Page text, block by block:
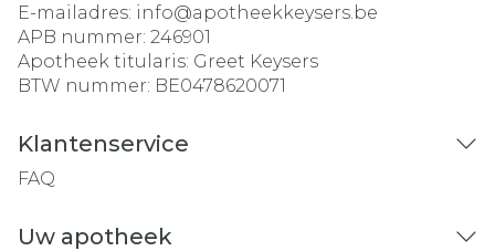
E-mailadres: info@apotheekkeysers.be
APB nummer: 246901
Apotheek titularis: Greet Keysers
BTW nummer: BE0478620071
Klantenservice
FAQ
Uw apotheek